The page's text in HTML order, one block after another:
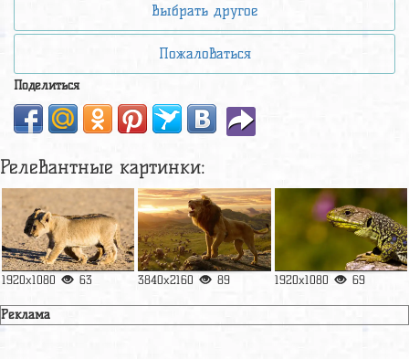
Выбрать другое
Пожаловаться
Поделиться
Релевантные картинки:
1920x1080 63 3840x2160 89 1920x1080 69
Реклама